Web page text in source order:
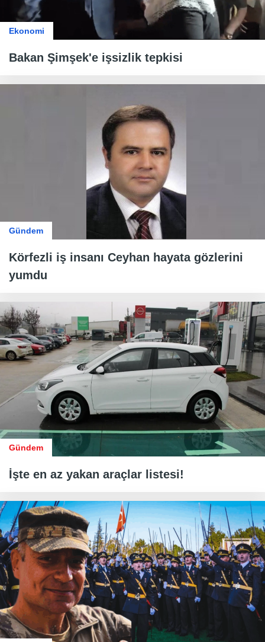
Ekonomi
Bakan Şimşek'e işsizlik tepkisi
Gündem
Körfezli iş insanı Ceyhan hayata gözlerini
yumdu
Gündem
İşte en az yakan araçlar listesi!